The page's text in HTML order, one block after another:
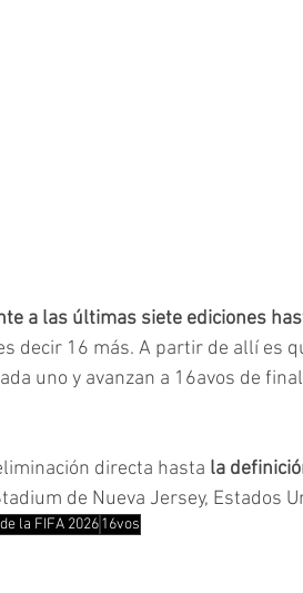
a las últimas siete ediciones
decir 16 más. A partir de allí es
uno y avanzan a 16avos de
directa hasta la
de Nueva Jersey, Estados
la FIFA 202616vos